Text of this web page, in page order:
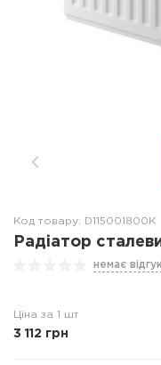
Код товару: D115001800K
Радіатор
немає
Ціна за 1 шт
3 112 грн